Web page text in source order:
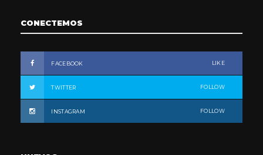
CONECTEMOS
FACEBOOK LIKE
TWITTER FOLLOW
INSTAGRAM FOLLOW